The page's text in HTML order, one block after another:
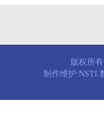
版权所
制作维护:NSTL